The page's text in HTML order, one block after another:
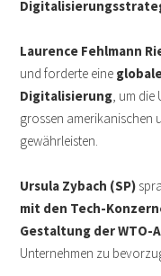
Laurence Fehlmann
und forderte eine
Digitalisierung, um die
grossen amerikanischen
gewährleisten.
Ursula Zybach (SP)
mit den Tech-
Gestaltung der WTO-
Unternehmen zu